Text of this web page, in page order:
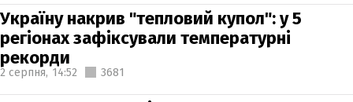
Україну накрив "тепловий купол": у 5
регіонах зафіксували температурні
рекорди
2 серпня, 14:52 3681